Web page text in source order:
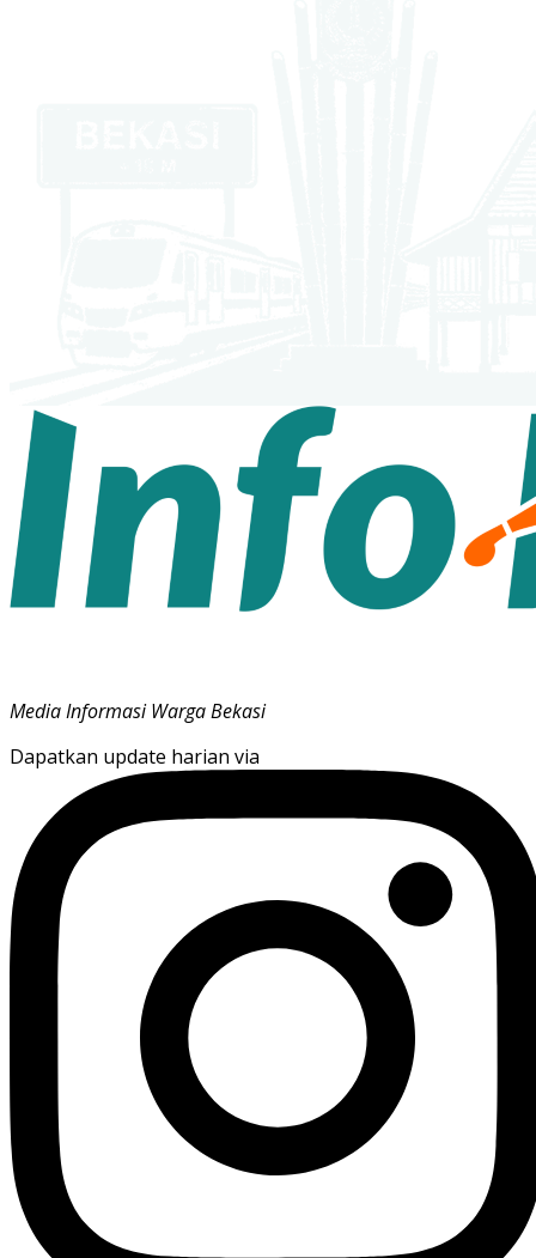
Media Informasi Warga Bekasi
Dapatkan update harian via